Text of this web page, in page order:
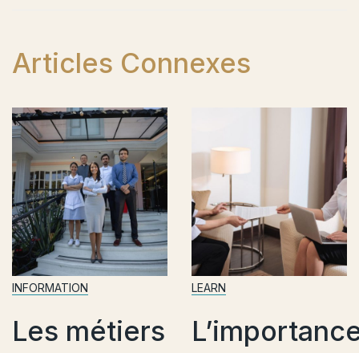
Articles Connexes
L’importance